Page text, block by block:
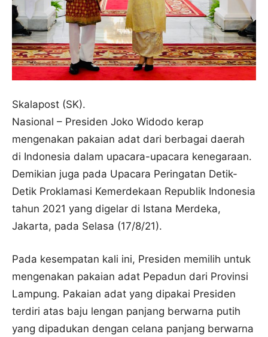
Skalapost (SK).
Nasional – Presiden Joko Widodo kerap
mengenakan pakaian adat dari berbagai daerah
di Indonesia dalam upacara-upacara kenegaraan.
Demikian juga pada Upacara Peringatan Detik-
Detik Proklamasi Kemerdekaan Republik Indonesia
tahun 2021 yang digelar di Istana Merdeka,
Jakarta, pada Selasa (17/8/21).
Pada kesempatan kali ini, Presiden memilih untuk
mengenakan pakaian adat Pepadun dari Provinsi
Lampung. Pakaian adat yang dipakai Presiden
terdiri atas baju lengan panjang berwarna putih
yang dipadukan dengan celana panjang berwarna